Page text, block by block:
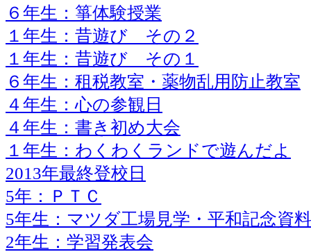
６年生：箏体験授業
１年生：昔遊び その２
１年生：昔遊び その１
６年生：租税教室・薬物乱用防止教室
４年生：心の参観日
４年生：書き初め大会
１年生：わくわくランドで遊んだよ
2013年最終登校日
5年：ＰＴＣ
5年生：マツダ工場見学・平和記念資
2年生：学習発表会